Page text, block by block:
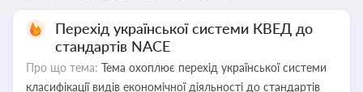
Перехід української системи КВЕД до
стандартів NACE
Про що тема: Тема охоплює перехід української системи
класифікації видів економічної діяльності до стандартів